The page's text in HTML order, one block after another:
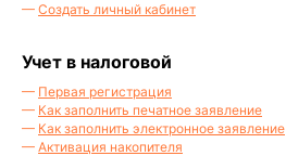
— Создать личный кабинет
Учет в налоговой
— Первая регистрация
— Как заполнить печатное заявление
— Как заполнить электронное заявление
— Активация накопителя